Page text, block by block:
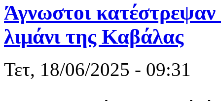
Άγνωστοι κατέστρεψαν
λιμάνι της Καβάλας
Τετ, 18/06/2025 - 09:31